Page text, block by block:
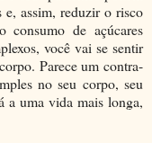
e, assim, reduzir o risco
consumo de açúcares
você vai se sentir
Parece um contra-
no seu corpo, seu
a uma vida mais longa,